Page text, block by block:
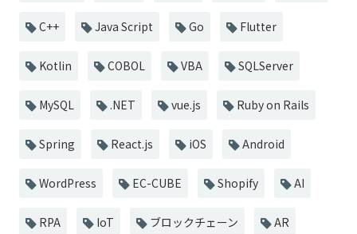
C++ Java Script Go Flutter
Kotlin COBOL VBA SQLServer
MySQL .NET vue.js Ruby on Rails
Spring React.js iOS Android
WordPress EC-CUBE Shopify AI
RPA IoT ブロックチェーン AR